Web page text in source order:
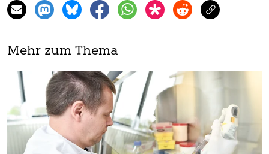
Mehr zum Thema